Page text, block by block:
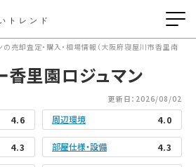
トレンド
売却査定・購入・相場情報（大阪府寝屋川市香里南
香里園ロジュマン
更新日：2026/08/02
4.6 周辺環境 4.0
4.3 部屋仕様・設備 4.3